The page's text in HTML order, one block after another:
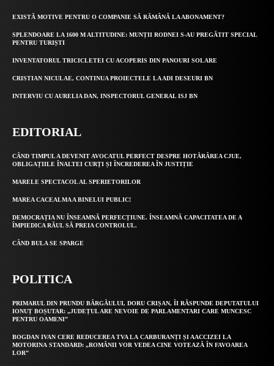
EXISTĂ MOTIVE PENTRU O COMPANIE SĂ RĂMÂNĂ LA ABONAMENT?
SPLENDOARE LA 1600 M ALTITUDINE: MUNȚII RODNEI S-AU PREGĂTIT SPECIAL
PENTRU TURIȘTI
INVENTATORUL TRICICLETEI CU ACOPERIS DIN PANOURI SOLARE
CRISTIAN NICULAE, CONTINUA PROIECTELE LA ADI DESEURI BN
INTERVIU CU AURELIA DAN, INSPECTORUL GENERAL ISJ BN
EDITORIAL
CÂND TIMPUL A DEVENIT AVOCATUL PERFECT DESPRE HOTĂRÂREA CJUE,
OBLIGAȚIILE ÎNALTEI CURȚI ȘI ÎNCREDEREA ÎN JUSTIȚIE
MARELE SPECTACOL AL SPERIETORILOR
MAREA CACEALMA A BINELUI PUBLIC!
DEMOCRAȚIA NU ÎNSEAMNĂ PERFECȚIUNE. ÎNSEAMNĂ CAPACITATEA DE A
ÎMPIEDICA RĂUL SĂ PREIA CONTROLUL.
CÂND BULA SE SPARGE
POLITICA
PRIMARUL DIN PRUNDU BÂRGĂULUI, DORU CRIȘAN, ÎI RĂSPUNDE DEPUTATULUI
IONUȚ BOȘUTAR: „JUDEȚUL ARE NEVOIE DE PARLAMENTARI CARE MUNCESC
PENTRU OAMENI”
BOGDAN IVAN CERE REDUCEREA TVA LA CARBURANȚI ȘI AACCIZEI LA
MOTORINA STANDARD: „ROMÂNII VOR VEDEA CINE VOTEAZĂ ÎN FAVOAREA
LOR”